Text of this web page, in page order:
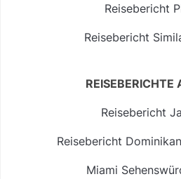
Reisebericht
Reisebericht
REISEBERICHTE
Reisebericht
Reisebericht
Miami